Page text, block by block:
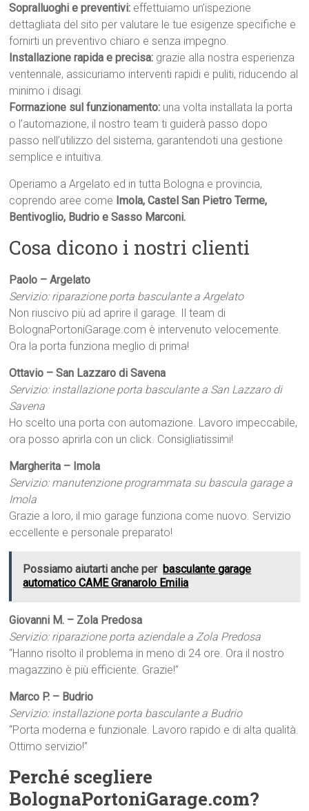
Sopralluoghi e preventivi: effettuiamo un’ispezione
dettagliata del sito per valutare le tue esigenze specifiche e
fornirti un preventivo chiaro e senza impegno.
Installazione rapida e precisa: grazie alla nostra esperienza
ventennale, assicuriamo interventi rapidi e puliti, riducendo al
minimo i disagi.
Formazione sul funzionamento: una volta installata la porta
o l’automazione, il nostro team ti guiderà passo dopo
passo nell’utilizzo del sistema, garantendoti una gestione
semplice e intuitiva.
Operiamo a Argelato ed in tutta Bologna e provincia,
coprendo aree come Imola, Castel San Pietro Terme,
Bentivoglio, Budrio e Sasso Marconi.
Cosa dicono i nostri clienti
Paolo – Argelato
Servizio: riparazione porta basculante a Argelato
Non riuscivo più ad aprire il garage. Il team di
BolognaPortoniGarage.com è intervenuto velocemente.
Ora la porta funziona meglio di prima!
Ottavio – San Lazzaro di Savena
Servizio: installazione porta basculante a San Lazzaro di
Savena
Ho scelto una porta con automazione. Lavoro impeccabile,
ora posso aprirla con un click. Consigliatissimi!
Margherita – Imola
Servizio: manutenzione programmata su bascula garage a
Imola
Grazie a loro, il mio garage funziona come nuovo. Servizio
eccellente e personale preparato!
Possiamo aiutarti anche per basculante garage
automatico CAME Granarolo Emilia
Giovanni M. – Zola Predosa
Servizio: riparazione porta aziendale a Zola Predosa
“Hanno risolto il problema in meno di 24 ore. Ora il nostro
magazzino è più efficiente. Grazie!”
Marco P. – Budrio
Servizio: installazione porta basculante a Budrio
“Porta moderna e funzionale. Lavoro rapido e di alta qualità.
Ottimo servizio!”
Perché scegliere
BolognaPortoniGarage.com?